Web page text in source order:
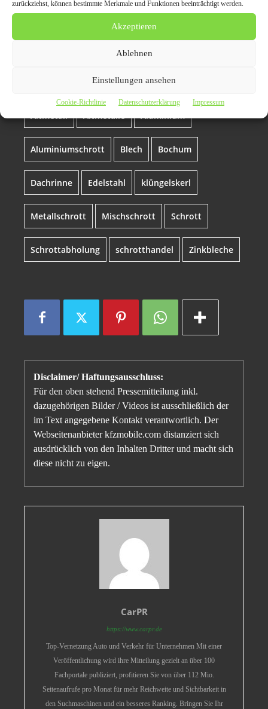
zurückziehst, können bestimmte Merkmale und Funktionen beeinträchtigt werden.
Akzeptieren
Ablehnen
Einstellungen ansehen
Cookie-Richtlinie Datenschutzerklärung Impressum
Themen zum Beitrag
Kostenlose
Schrottabholung in
Altmetall Altmetalle Aluminium
Aluminiumschrott Blech Bochum
Dachrinne Edelstahl klüngelskerl
Metallschrott Mischschrott Schrott
Schrottabholung schrotthandel Zinkbleche
Disclaimer/ Haftungsausschluss:
Für den oben stehend Pressemitteilung inkl.
dazugehörigen Bilder / Videos ist ausschließlich der
im Text angegebene Kontakt verantwortlich. Der
Webseitenanbieter kfzmobile.com distanziert sich
ausdrücklich von den Inhalten Dritter und macht sich
diese nicht zu eigen.
CarPR
https://www.carpr.de
Top-Vernetzung Auto und Verkehr für Unternehmen Mit einer
Veröffentlichung wird ihre Mitteilung gezielt an über 100
Fachportale publiziert, profitieren Sie von über 112 Mio.
Seitenaufrufe pro Monat für mehr Reichweite und Sichtbarkeit in
den Suchmaschinen und ein besseres Ranking. Bringen Sie Ihr